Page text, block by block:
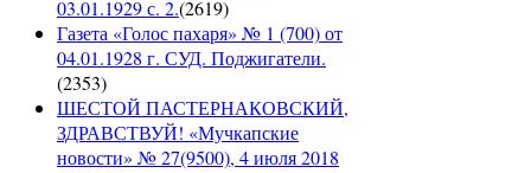
03.01.1929 с. 2.(2619)
Газета «Голос пахаря» № 1 (700) от
04.01.1928 г. СУД. Поджигатели.
(2353)
ШЕСТОЙ ПАСТЕРНАКОВСКИЙ,
ЗДРАВСТВУЙ! «Мучкапские
новости» № 27(9500), 4 июля 2018